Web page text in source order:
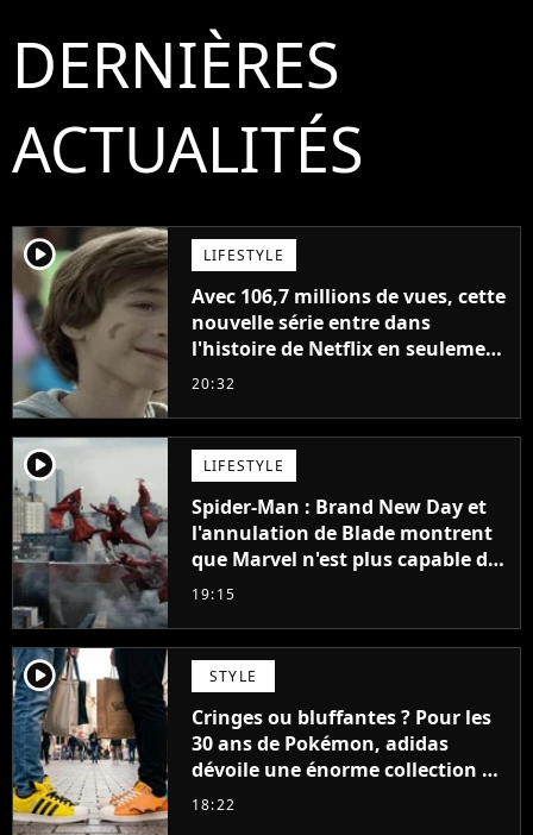
DERNIÈRES
ACTUALITÉS
player2 LIFESTYLE
Avec 106,7 millions de vues, cette
nouvelle série entre dans
l'histoire de Netflix en seulement
48 jours
20:32
player2 LIFESTYLE
Spider-Man : Brand New Day et
l'annulation de Blade montrent
que Marvel n'est plus capable de
faire quoi que ce soit de simple
19:15
player2 STYLE
Cringes ou bluffantes ? Pour les
30 ans de Pokémon, adidas
dévoile une énorme collection de
sneakers et je ne sais pas quoi en
18:22